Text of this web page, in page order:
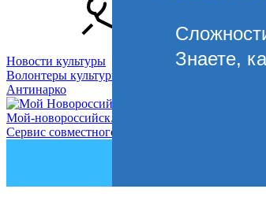
Новости культуры
Волонтеры культуры
Антинарко
Мой-новороссийск.рф
Сервис совместного управления городом
Знаете,